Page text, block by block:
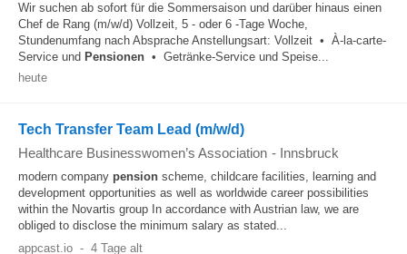
Wir suchen ab sofort für die Sommersaison und darüber hinaus einen
Chef de Rang (m/w/d) Vollzeit, 5 - oder 6 -Tage Woche,
Stundenumfang nach Absprache Anstellungsart: Vollzeit • À-la-carte-
Service und Pensionen • Getränke-Service und Speise...
heute
Tech Transfer Team Lead (m/w/d)
Healthcare Businesswomen’s Association - Innsbruck
modern company pension scheme, childcare facilities, learning and
development opportunities as well as worldwide career possibilities
within the Novartis group In accordance with Austrian law, we are
obliged to disclose the minimum salary as stated...
appcast.io - 4 Tage alt